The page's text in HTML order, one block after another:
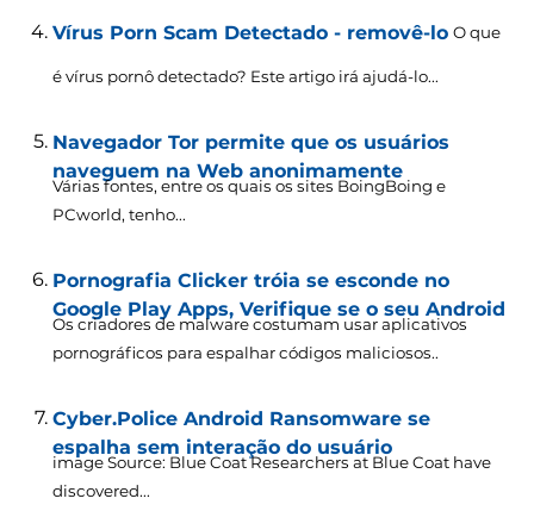
Vírus Porn Scam Detectado - removê-lo O que
é vírus pornô detectado? Este artigo irá ajudá-lo...
Navegador Tor permite que os usuários
naveguem na Web anonimamente
Várias fontes, entre os quais os sites BoingBoing e
PCworld, tenho...
Pornografia Clicker tróia se esconde no
Google Play Apps, Verifique se o seu Android
Os criadores de malware costumam usar aplicativos
pornográficos para espalhar códigos maliciosos..
Cyber.Police Android Ransomware se
espalha sem interação do usuário
image Source: Blue Coat Researchers at Blue Coat have
discovered...